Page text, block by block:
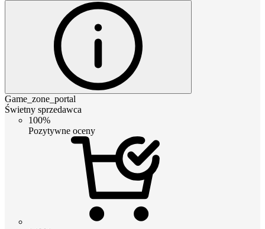
Game_zone_portal
Świetny sprzedawca
100%
Pozytywne oceny